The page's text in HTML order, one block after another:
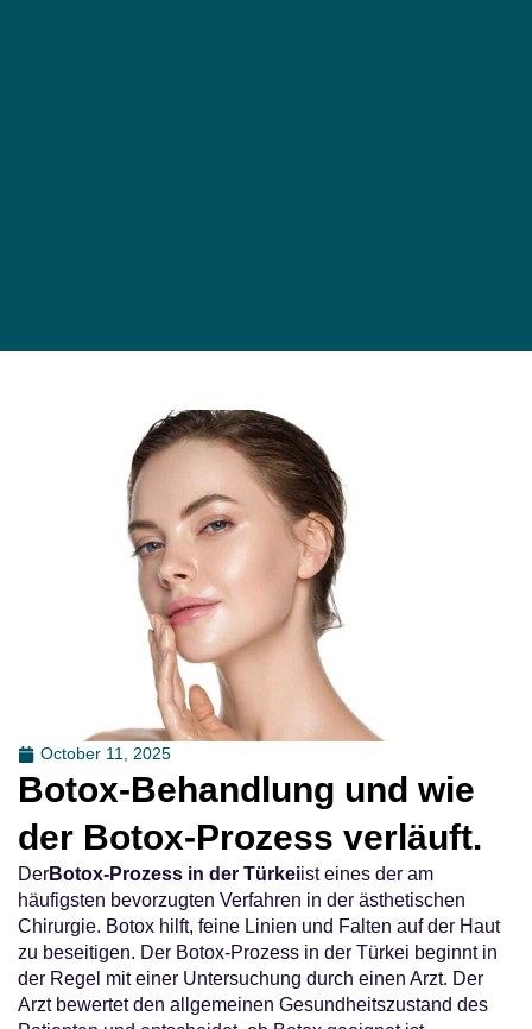
October 11, 2025
Botox-Behandlung und wie
der Botox-Prozess verläuft.
DerBotox-Prozess in der Türkeiist eines der am
häufigsten bevorzugten Verfahren in der ästhetischen
Chirurgie. Botox hilft, feine Linien und Falten auf der Haut
zu beseitigen. Der Botox-Prozess in der Türkei beginnt in
der Regel mit einer Untersuchung durch einen Arzt. Der
Arzt bewertet den allgemeinen Gesundheitszustand des